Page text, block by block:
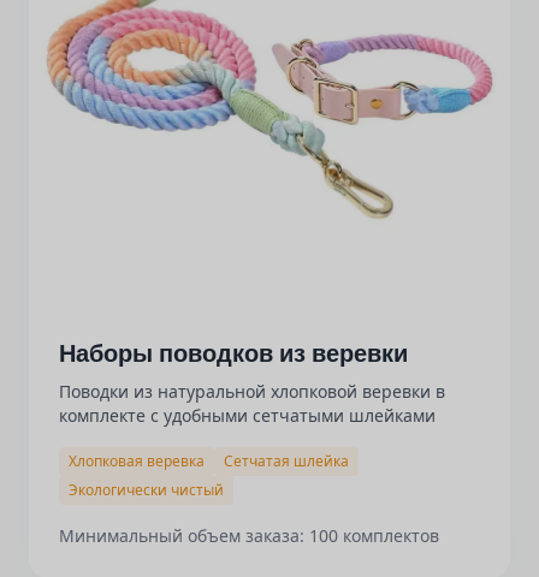
Наборы поводков из веревки
Поводки из натуральной хлопковой веревки в
комплекте с удобными сетчатыми шлейками
Хлопковая веревка
Сетчатая шлейка
Экологически чистый
Минимальный объем заказа: 100 комплектов